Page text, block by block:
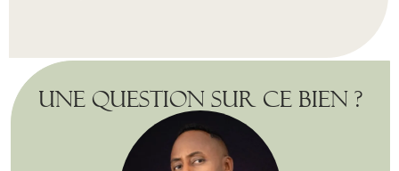
Une question sur ce bien ?